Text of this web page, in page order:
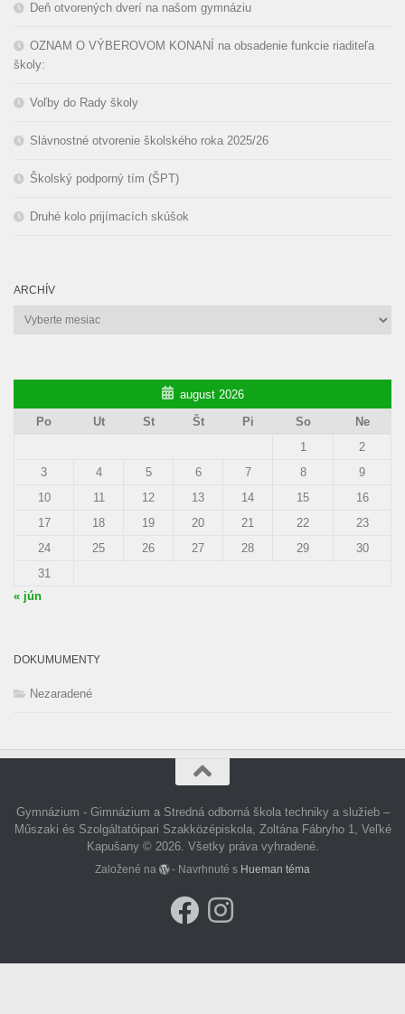
Deň otvorených dverí na našom gymnáziu
OZNAM O VÝBEROVOM KONANÍ na obsadenie funkcie riaditeľa
školy:
Voľby do Rady školy
Slávnostné otvorenie školského roka 2025/26
Školský podporný tím (ŠPT)
Druhé kolo prijímacích skúšok
ARCHÍV
Archív
august 2026
Po
Ut St Št Pi So
Ne
1
2
3
4 5 6 7 8
9
10
11 12 13 14 15
16
17
18 19 20 21 22
23
24
25 26 27 28 29
30
31
« jún
DOKUMUMENTY
Nezaradené
Gymnázium - Gimnázium a Stredná odborná škola techniky a služieb –
Műszaki és Szolgáltatóipari Szakközépiskola, Zoltána Fábryho 1, Veľké
Kapušany © 2026. Všetky práva vyhradené.
Založené na - Navrhnuté s Hueman téma